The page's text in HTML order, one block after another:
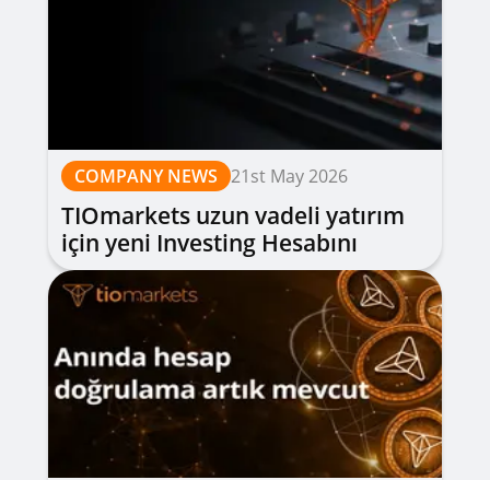
COMPANY NEWS 21st May 2026
TIOmarkets uzun vadeli yatırım
için yeni Investing Hesabını
piyasaya sürüyor